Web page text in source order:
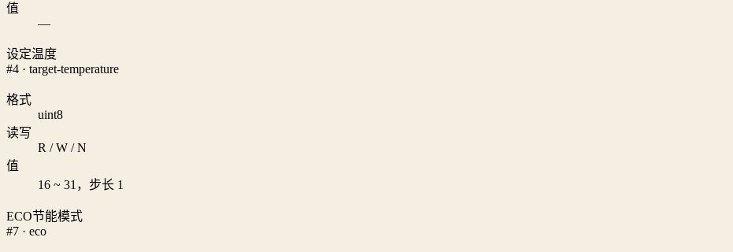
值
—
设定温度
#4 · target-temperature
格式
uint8
读写
R / W / N
值
16 ~ 31，步长 1
ECO节能模式
#7 · eco